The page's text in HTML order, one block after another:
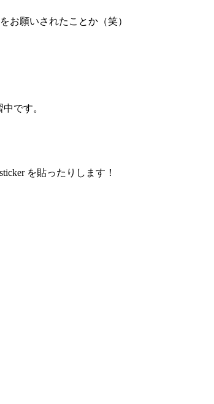
お願いされたことか（笑）
です。
を貼ったりします！